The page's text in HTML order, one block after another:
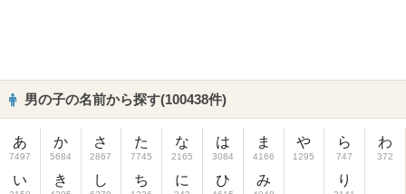
男の子の名前から探す(100438件)
あ
7497
い
か
5684
き
さ
2867
し
た
7745
ち
な
2165
に
は
3084
ひ
ま
4166
み
や
1295
ら
747
り
わ
372